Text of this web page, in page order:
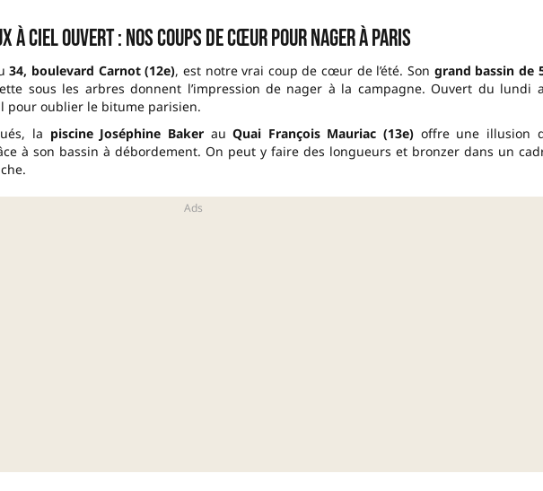
à ciel ouvert : nos coups de cœur pour nager à Paris
34, boulevard Carnot (12e), est notre vrai coup de cœur de l’été. Son grand bassin de
sous les arbres donnent l’impression de nager à la campagne. Ouvert du lundi
pour oublier le bitume parisien.
la piscine Joséphine BakerauQuai François Mauriac (13e) offre une illusion
à son bassin à débordement. On peut y faire des longueurs et bronzer dans un